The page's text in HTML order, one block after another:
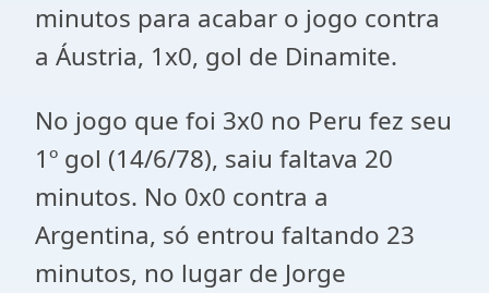
minutos para acabar o jogo contra
a Áustria, 1x0, gol de Dinamite.
No jogo que foi 3x0 no Peru fez seu
1º gol (14/6/78), saiu faltava 20
minutos. No 0x0 contra a
Argentina, só entrou faltando 23
minutos, no lugar de Jorge